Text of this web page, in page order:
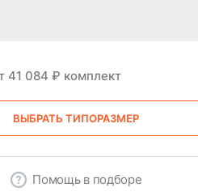
41 084 ₽ комплект
ВЫБРАТЬ ТИПОРАЗМЕР
Помощь в подборе